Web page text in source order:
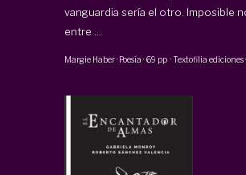
vanguardia sería el otro. Imposible
entre ...
Margie Haber· Poesía · 69 pp ·Textofilia ediciones·